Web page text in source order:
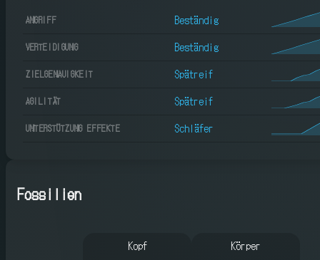
ANGRIFF Beständig
VERTEIDIGUNG Beständig
ZIELGENAUIGKEIT Spätreif
AGILITÄT Spätreif
UNTERSTÜTZUNG EFFEKTE Schläfer
Fossilien
Kopf Körper